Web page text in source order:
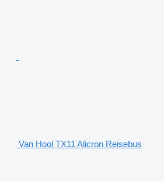
Van Hool TX11 Alicron Reisebus